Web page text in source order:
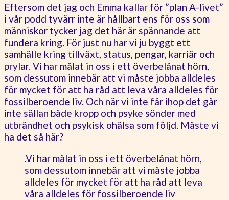
Eftersom det jag och Emma kallar för ”plan A-livet”
i vår podd tyvärr inte är hållbart ens för oss som
människor tycker jag det här är spännande att
fundera kring. För just nu har vi ju byggt ett
samhälle kring tillväxt, status, pengar, karriär och
prylar. Vi har målat in oss i ett överbelånat hörn,
som dessutom innebär att vi måste jobba alldeles
för mycket för att ha råd att leva våra alldeles för
fossilberoende liv. Och när vi inte får ihop det går
inte sällan både kropp och psyke sönder med
utbrändhet och psykisk ohälsa som följd. Måste vi
ha det så här?
.Vi har målat in oss i ett överbelånat hörn,
som dessutom innebär att vi måste jobba
alldeles för mycket för att ha råd att leva
våra alldeles för fossilberoende liv